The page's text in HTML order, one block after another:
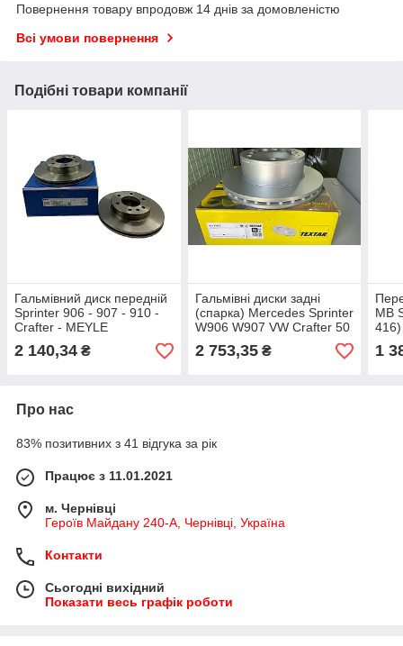
Повернення товару впродовж 14 днів за домовленістю
Всі умови повернення
Подібні товари компанії
Гальмівний диск передній
Sprinter 906 - 907 - 910 -
Crafter - MEYLE
(Німеччина) 015 521 2101
2 140,34 ₴
Гальмівні диски задні
(спарка) Mercedes Sprinter
W906 W907 VW Crafter 50
- Textar - Німеччина -
93143403 PRO
2 753,35₴
MB
1
Про нас
83% позитивних з 41 відгука за рік
Працює з 11.01.2021
м. Чернівці
Героїв Майдану 240-А, Чернівці, Україна
Контакти
Сьогодні вихідний
Показати весь графік роботи